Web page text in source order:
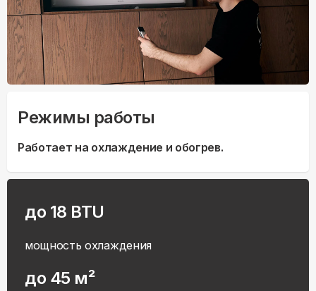
Режимы работы
Работает на охлаждение и обогрев.
до 18 BTU
мощность охлаждения
до 45 м²